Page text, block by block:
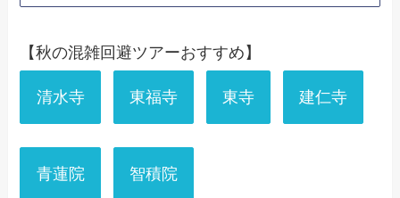
【秋の混雑回避ツアーおすすめ】
清水寺 東福寺 東寺 建仁寺
青蓮院 智積院